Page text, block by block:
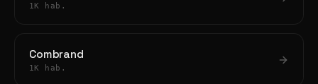
1K hab.
Combrand
1K hab.